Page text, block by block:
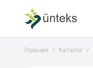
Главная Каталог